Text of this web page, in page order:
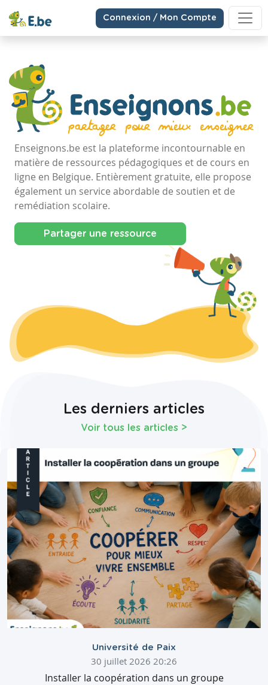
Connexion / Mon Compte
Enseignons.be est la plateforme incontournable en
matière de ressources pédagogiques et de cours en
ligne en Belgique. Entièrement gratuite, elle propose
également un service abordable de soutien et de
remédiation scolaire.
Partager une ressource
Les derniers articles
Voir tous les articles >
Université de Paix
30 juillet 2026 20:26
Installer la coopération dans un groupe